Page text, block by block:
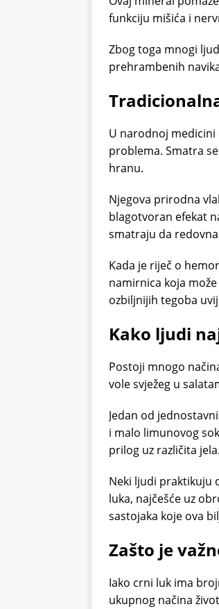
funkciju mišića i
Zbog toga mnogi
prehrambenih
U narodnoj
problema. Smatra
hranu.
Njegova prirodna
blagotvoran efekat
smatraju da
Kada je riječ o
namirnica koja
ozbiljnijih tegoba
Kako ljudi
Postoji mnogo
vole svježeg u
Jedan od
i malo limunovog
prilog uz različita jela.
Neki ljudi praktikuju
luka, najčešće uz
sastojaka koje ova
Zašto je
Iako crni luk ima
ukupnog načina